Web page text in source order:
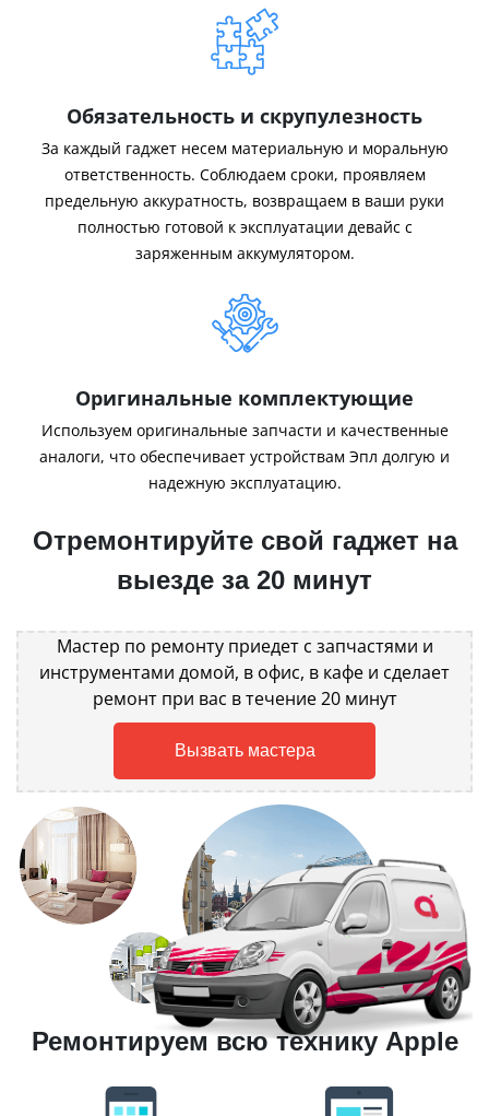
Обязательность и скрупулезность
За каждый гаджет несем материальную и моральную
ответственность. Соблюдаем сроки, проявляем
предельную аккуратность, возвращаем в ваши руки
полностью готовой к эксплуатации девайс с
заряженным аккумулятором.
Оригинальные комплектующие
Используем оригинальные запчасти и качественные
аналоги, что обеспечивает устройствам Эпл долгую и
надежную эксплуатацию.
Отремонтируйте свой гаджет на
выезде за 20 минут
Мастер по ремонту приедет с запчастями и
инструментами домой, в офис, в кафе и сделает
ремонт при вас в течение 20 минут
Вызвать мастера
Ремонтируем всю технику Apple